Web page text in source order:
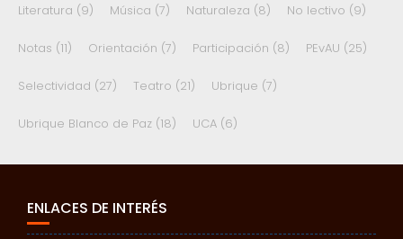
Literatura (9) Música (7) Naturaleza (8) No lectivo (9)
Notas (11) Orientación (7) Participación (8) PEvAU (25)
Selectividad (27) Teatro (21) Ubrique (7)
Ubrique Blanco de Paz (18) UCA (6)
ENLACES DE INTERÉS